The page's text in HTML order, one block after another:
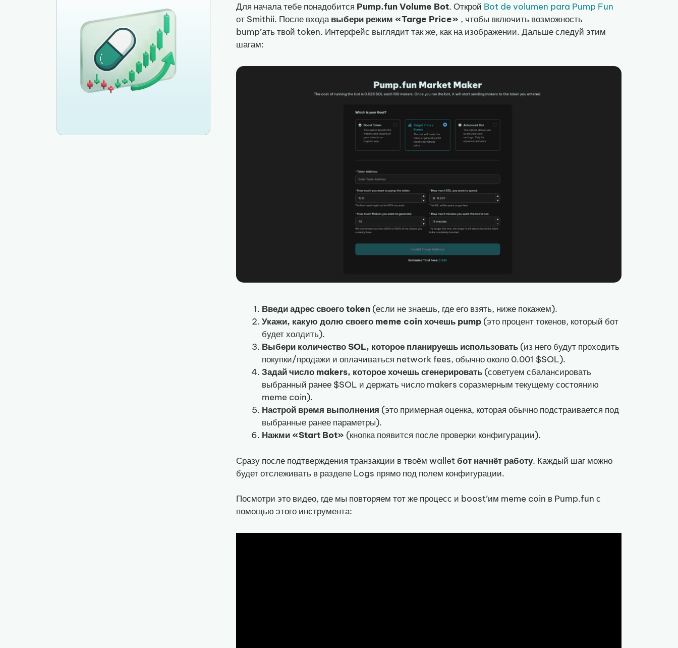
Для начала тебе понадобится Pump.fun Volume Bot. Открой Bot de volumen para Pump Fun
от Smithii. После входавыбери режим «Targe Price» , чтобы включить возможность
bump’ать твой token. Интерфейс выглядит так же, как на изображении. Дальше следуй этим
шагам:
Введи адрес своего token (если не знаешь, где его взять, ниже покажем).
Укажи, какую долю своего meme coin хочешь pump (это процент токенов, который бот
будет холдить).
Выбери количество SOL, которое планируешь использовать (из него будут проходить
покупки/продажи и оплачиваться network fees, обычно около 0.001 $SOL).
Задай число makers, которое хочешь сгенерировать (советуем сбалансировать
выбранный ранее $SOL и держать число makers соразмерным текущему состоянию
meme coin).
Настрой время выполнения (это примерная оценка, которая обычно подстраивается под
выбранные ранее параметры).
Нажми «Start Bot» (кнопка появится после проверки конфигурации).
Сразу после подтверждения транзакции в твоём walletбот начнёт работу. Каждый шаг можно
будет отслеживать в разделе Logs прямо под полем конфигурации.
Посмотри это видео, где мы повторяем тот же процесс и boost’им meme coin в Pump.fun с
помощью этого инструмента: